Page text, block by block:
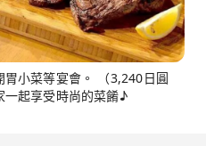
小菜等宴會。 （3,240日圓
一起享受時尚的菜餚♪